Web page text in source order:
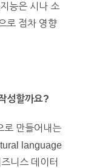
능은 시나 소
로 점차 영향
성할까요?
로 만들어내는
language
니스 데이터